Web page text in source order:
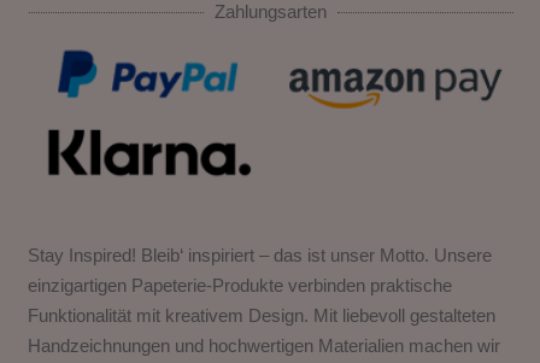
Zahlungsarten
Stay Inspired! Bleib‘ inspiriert – das ist unser Motto. Unsere
einzigartigen Papeterie-Produkte verbinden praktische
Funktionalität mit kreativem Design. Mit liebevoll gestalteten
Handzeichnungen und hochwertigen Materialien machen wir